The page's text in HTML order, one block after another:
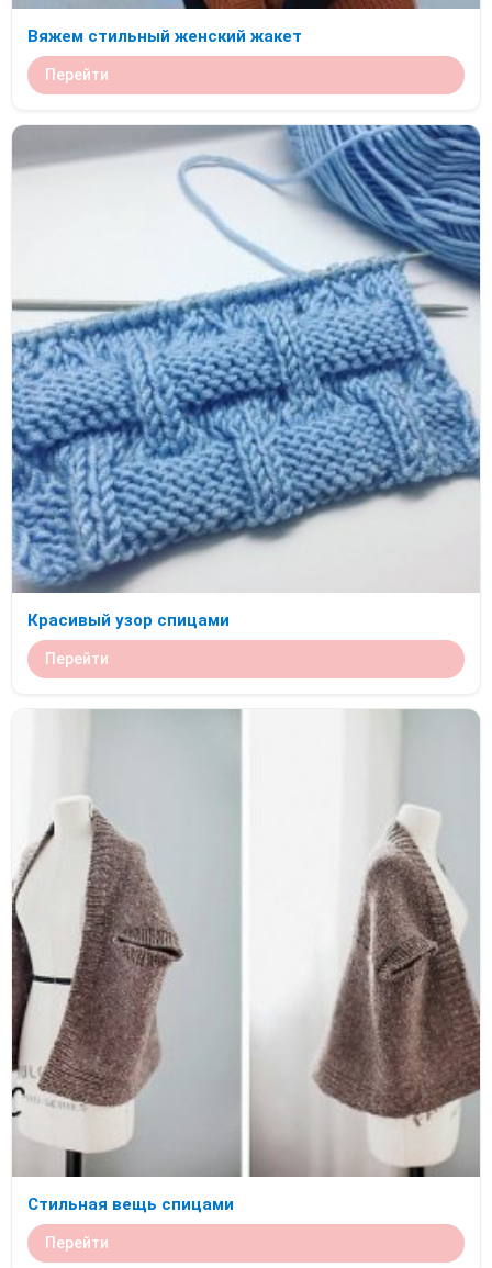
Вяжем стильный женский жакет
Перейти
Красивый узор спицами
Перейти
Стильная вещь спицами
Перейти